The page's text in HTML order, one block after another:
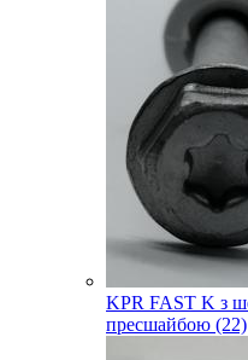
KPR FAST K з
пресшайбою (22)